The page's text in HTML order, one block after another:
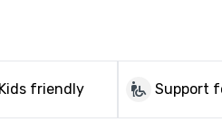
Kids friendly wheelchair_pickup Support